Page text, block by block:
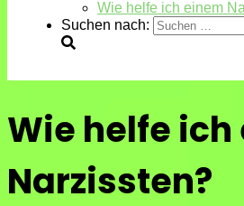
Wie helfe ich einem
Suchen nach:
Wie helfe
Narzissten?